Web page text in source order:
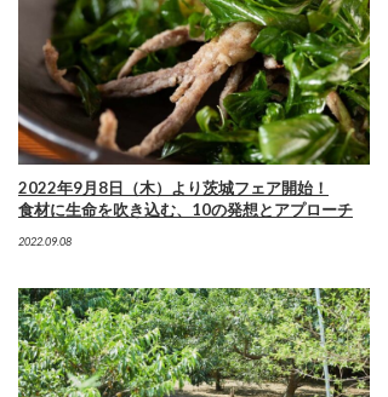
2022年9月8日（木）より茨城フェア開始！
食材に生命を吹き込む、10の発想とアプローチ
2022.09.08